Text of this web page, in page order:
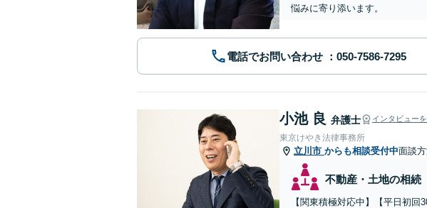
悩みに寄り添います。
電話でお問い合わせ
小池 良 弁護士 インタビュー
東京けやき法律事務所
立川市 からも相談受付中面談
不動産・土地の相続
【関東積極対応中】【平日初